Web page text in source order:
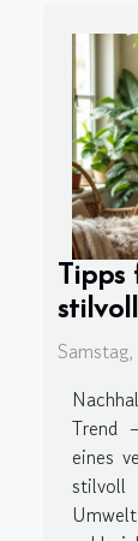
Trend
eines
stilvoll